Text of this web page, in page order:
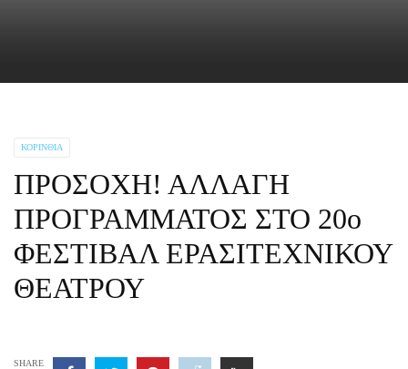
ΚΟΡΙΝΘΊΑ
ΠΡΟΣΟΧΗ! ΑΛΛΑΓΗ
ΠΡΟΓΡΑΜΜΑΤΟΣ ΣΤΟ 20ο
ΦΕΣΤΙΒΑΛ ΕΡΑΣΙΤΕΧΝΙΚΟΥ
ΘΕΑΤΡΟΥ
SHARE